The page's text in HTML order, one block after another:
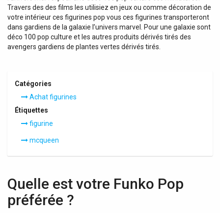
Travers des des films les utilisiez en jeux ou comme décoration de
votre intérieur ces figurines pop vous ces figurines transporteront
dans gardiens de la galaxie l’univers marvel. Pour une galaxie sont
déco 100 pop culture et les autres produits dérivés tirés des
avengers gardiens de plantes vertes dérivés tirés.
Catégories
Achat figurines
Étiquettes
figurine
mcqueen
Quelle est votre Funko Pop
préférée ?